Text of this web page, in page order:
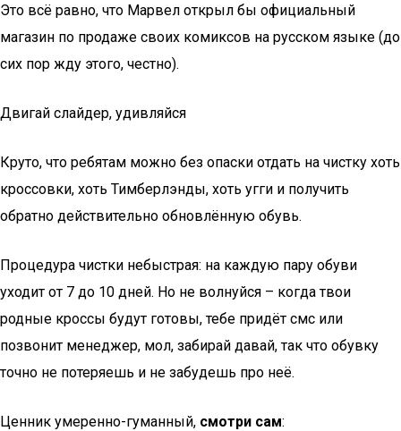
Это всё равно, что Марвел открыл бы официальный
магазин по продаже своих комиксов на русском языке (до
сих пор жду этого, честно).
Двигай слайдер, удивляйся
Круто, что ребятам можно без опаски отдать на чистку хоть
кроссовки, хоть Тимберлэнды, хоть угги и получить
обратно действительно обновлённую обувь.
Процедура чистки небыстрая: на каждую пару обуви
уходит от 7 до 10 дней. Но не волнуйся – когда твои
родные кроссы будут готовы, тебе придёт смс или
позвонит менеджер, мол, забирай давай, так что обувку
точно не потеряешь и не забудешь про неё.
Ценник умеренно-гуманный, смотри сам: